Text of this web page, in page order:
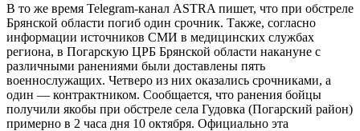
В то же время Telegram-канал ASTRA пишет, что при обстреле
Брянской области погиб один срочник. Также, согласно
информации источников СМИ в медицинских службах
региона, в Погарскую ЦРБ Брянской области накануне с
различными ранениями были доставлены пять
военнослужащих. Четверо из них оказались срочниками, а
один — контрактником. Сообщается, что ранения бойцы
получили якобы при обстреле села Гудовка (Погарский район)
примерно в 2 часа дня 10 октября. Официально эта